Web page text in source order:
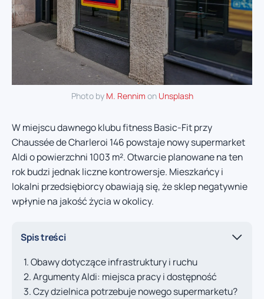
Photo by M. Rennim on Unsplash
W miejscu dawnego klubu fitness Basic-Fit przy
Chaussée de Charleroi 146 powstaje nowy supermarket
Aldi o powierzchni 1003 m². Otwarcie planowane na ten
rok budzi jednak liczne kontrowersje. Mieszkańcy i
lokalni przedsiębiorcy obawiają się, że sklep negatywnie
wpłynie na jakość życia w okolicy.
Spis treści
Obawy dotyczące infrastruktury i ruchu
Argumenty Aldi: miejsca pracy i dostępność
Czy dzielnica potrzebuje nowego supermarketu?